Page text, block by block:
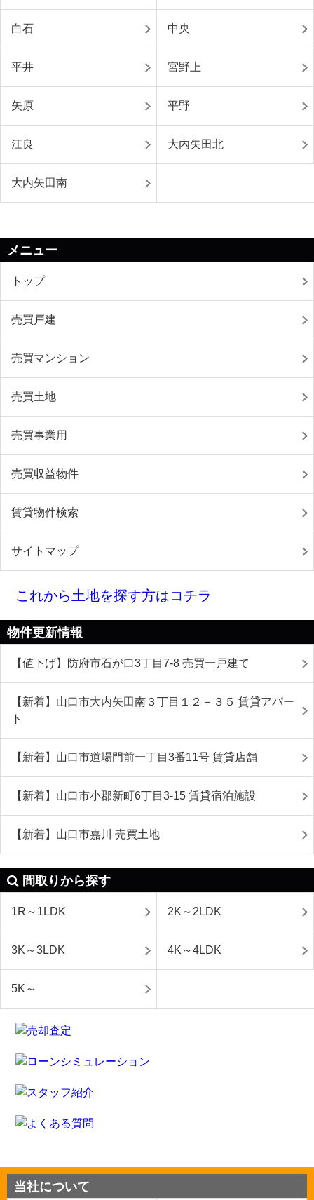
白石 中央
平井 宮野上
矢原 平野
江良 大内矢田北
大内矢田南
メニュー
トップ
売買戸建
売買マンション
売買土地
売買事業用
売買収益物件
賃貸物件検索
サイトマップ
これから土地を探す方はコチラ
物件更新情報
【値下げ】防府市石が口3丁目7-8 売買一戸建て
【新着】山口市大内矢田南３丁目１２－３５ 賃貸アパー
ト
【新着】山口市道場門前一丁目3番11号 賃貸店舗
【新着】山口市小郡新町6丁目3-15 賃貸宿泊施設
【新着】山口市嘉川 売買土地
間取りから探す
1R～1LDK 2K～2LDK
3K～3LDK 4K～4LDK
5K～
当社について